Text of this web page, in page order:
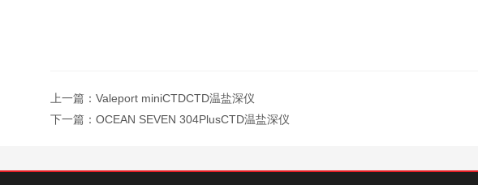
上一篇： Valeport miniCTDCTD温盐深仪
下一篇： OCEAN SEVEN 304PlusCTD温盐深仪